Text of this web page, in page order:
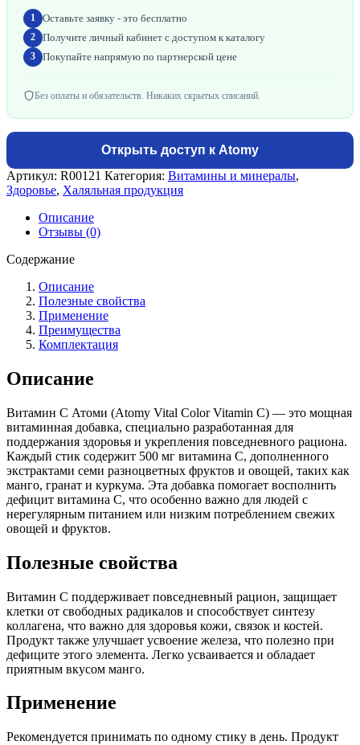
1 Оставьте заявку - это бесплатно
2 Получите личный кабинет с доступом к каталогу
3 Покупайте напрямую по партнерской цене
Без оплаты и обязательств. Никаких скрытых списаний.
Открыть доступ к Atomy
Артикул: R00121 Категория: Витамины и минералы,
Здоровье, Халяльная продукция
Описание
Отзывы (0)
Содержание
Описание
Полезные свойства
Применение
Преимущества
Комплектация
Описание
Витамин C Атоми (Atomy Vital Color Vitamin C) — это мощная
витаминная добавка, специально разработанная для
поддержания здоровья и укрепления повседневного рациона.
Каждый стик содержит 500 мг витамина С, дополненного
экстрактами семи разноцветных фруктов и овощей, таких как
манго, гранат и куркума. Эта добавка помогает восполнить
дефицит витамина С, что особенно важно для людей с
нерегулярным питанием или низким потреблением свежих
овощей и фруктов.
Полезные свойства
Витамин C поддерживает повседневный рацион, защищает
клетки от свободных радикалов и способствует синтезу
коллагена, что важно для здоровья кожи, связок и костей.
Продукт также улучшает усвоение железа, что полезно при
дефиците этого элемента. Легко усваивается и обладает
приятным вкусом манго.
Применение
Рекомендуется принимать по одному стику в день. Продукт